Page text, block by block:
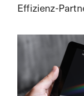
Effizienz-